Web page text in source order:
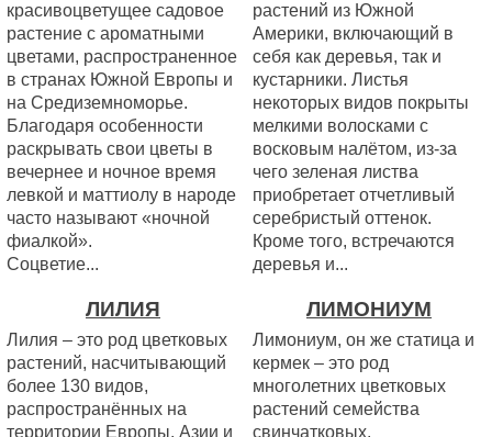
красивоцветущее садовое
растение с ароматными
цветами, распространенное
в странах Южной Европы и
на Средиземноморье.
Благодаря особенности
раскрывать свои цветы в
вечернее и ночное время
левкой и маттиолу в народе
часто называют «ночной
фиалкой».
Соцветие...
растений из Южной
Америки, включающий в
себя как деревья, так и
кустарники. Листья
некоторых видов покрыты
мелкими волосками с
восковым налётом, из-за
чего зеленая листва
приобретает отчетливый
серебристый оттенок.
Кроме того, встречаются
деревья и...
ЛИЛИЯ
Лилия – это род цветковых
растений, насчитывающий
более 130 видов,
распространённых на
территории Европы, Азии и
ЛИМОНИУМ
Лимониум, он же статица и
кермек – это род
многолетних цветковых
растений семейства
свинчатковых,